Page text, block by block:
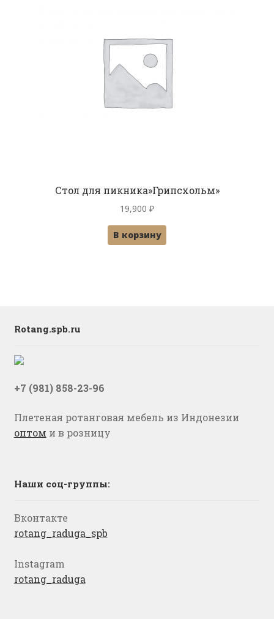
Стол для пикника»Грипсхольм»
19,900 ₽
В корзину
Rotang.spb.ru
+7 (981) 858-23-96
Плетеная ротанговая мебель из Индонезии
оптом и в розницу
Наши соц-группы:
Вконтакте
rotang_raduga_spb
Instagram
rotang_raduga